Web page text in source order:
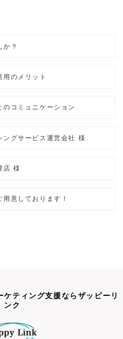
か？
のメリット
コミュニケーション
ングサービス運営会社 様
店 様
意しております！
ティング支援ならザッピーリ
ンク